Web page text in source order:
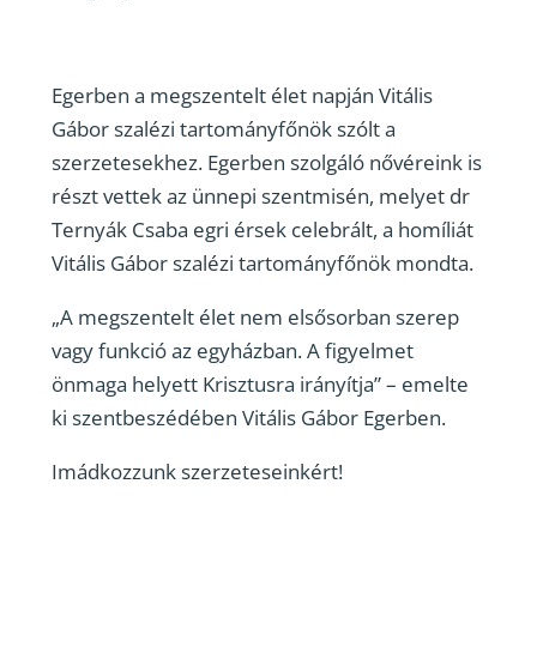
Egerben a megszentelt élet napján Vitális
Gábor szalézi tartományfőnök szólt a
szerzetesekhez. Egerben szolgáló nővéreink is
részt vettek az ünnepi szentmisén, melyet dr
Ternyák Csaba egri érsek celebrált, a homíliát
Vitális Gábor szalézi tartományfőnök mondta.
„A megszentelt élet nem elsősorban szerep
vagy funkció az egyházban. A figyelmet
önmaga helyett Krisztusra irányítja” – emelte
ki szentbeszédében Vitális Gábor Egerben.
Imádkozzunk szerzeteseinkért!